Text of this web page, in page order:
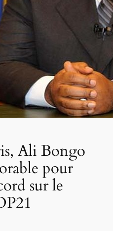
Ali Bongo
pour
sur le